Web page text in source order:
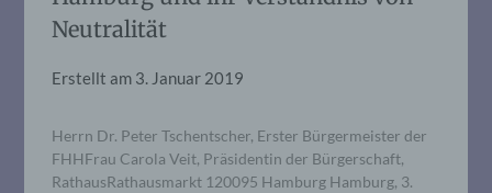
Neutralität
Erstellt am 3. Januar 2019
Herrn Dr. Peter Tschentscher, Erster Bürgermeister der
FHHFrau Carola Veit, Präsidentin der Bürgerschaft,
RathausRathausmarkt 120095 Hamburg Hamburg, 3.